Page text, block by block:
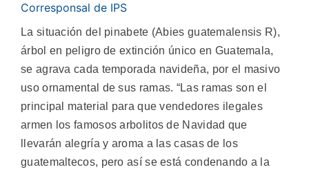
Corresponsal de IPS
La situación del pinabete (Abies guatemalensis R),
árbol en peligro de extinción único en Guatemala,
se agrava cada temporada navideña, por el masivo
uso ornamental de sus ramas. “Las ramas son el
principal material para que vendedores ilegales
armen los famosos arbolitos de Navidad que
llevarán alegría y aroma a las casas de los
guatemaltecos, pero así se está condenando a la